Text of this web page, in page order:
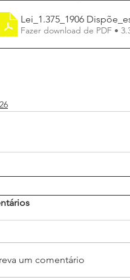
Fazer download de PDF •
um comentário